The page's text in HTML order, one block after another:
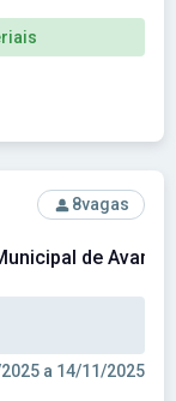
Prefeitura
8vagas
de Avaré -
a 14/11/2025